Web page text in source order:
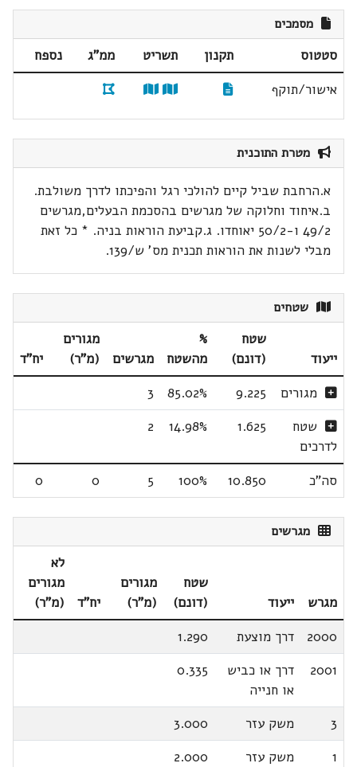
מסמכים
סטטוס תקנון תשריט ממ"ג
נספח
אישור/תוקף
מטרת התוכנית
א.הרחבת שביל קיים להולכי רגל והפיכתו לדרך משולבת.
ב.איחוד וחלוקה של מגרשים בהסכמת הבעלים,מגרשים
49/2 ו-50/2 יאוחדו. ג.קביעת הוראות בניה. * כל זאת
מבלי לשנות את הוראות תכנית מס' ש/139.
שטחים
ייעוד
שטח
(דונם)
%
מהשטח
מגרשים
מגורים
(מ"ר)
יח"ד
מגורים
9.225
85.02%
3
שטח
לדרכים
1.625
14.98%
2
סה"כ 10.850
100%
5
0
0
מגרשים
מגרש ייעוד
שטח
(דונם)
מגורים
(מ"ר)
יח"ד
לא
מגורים
(מ"ר)
2000
דרך מוצעת
1.290
2001
דרך או כביש
או חנייה
0.335
3 משק עזר
3.000
1
משק עזר
2.000